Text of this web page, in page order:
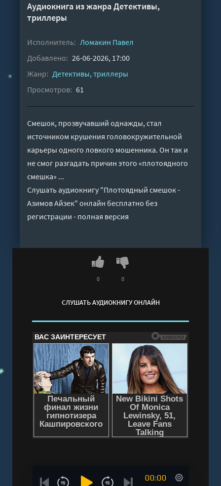
Аудиокнига из жанраДетективы,
триллеры
Исполнитель: Ломакин Павел
Добавлено: 26-06-2026, 17:00
Жанр: Детективы, триллеры
Просмотров: 61
Смешок, прозвучавший однажды, стал
источником крушения головокружительной
карьеры одного ловкого мошенника. Он так и
не смог разгадать причин этого «плотоядного
смешка» ...
Слушать аудиокнигу "Плотоядный смешок -
Азимов Айзек" онлайн бесплатно без
регистрации - полная версия
СЛУШАТЬ АУДИОКНИГУ ОНЛАЙН
0 0
00:00